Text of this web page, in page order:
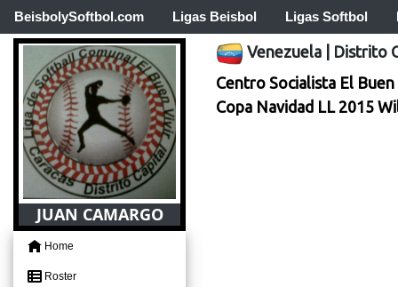
BeisbolySoftbol.com Ligas Beisbol Ligas Softbol
JUAN CAMARGO
Home
Roster
Venezuela
Distrito
Centro Socialista El
Copa Navidad LL 2015